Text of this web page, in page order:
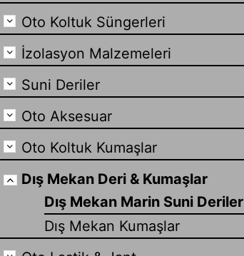
Oto Koltuk Süngerleri
İzolasyon Malzemeleri
Suni Deriler
Oto Aksesuar
Oto Koltuk Kumaşlar
Dış Mekan Deri & Kumaşlar
Dış Mekan Marin Suni Deriler
Dış Mekan Kumaşlar